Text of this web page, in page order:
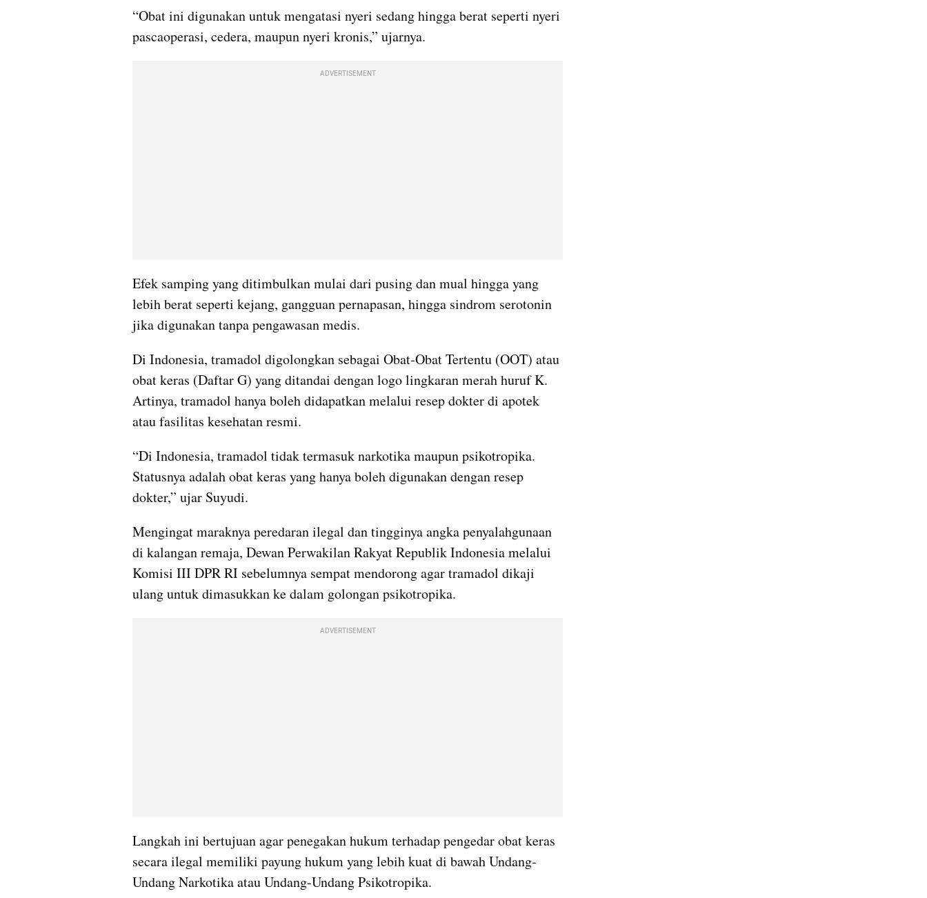
“Obat ini digunakan untuk mengatasi nyeri sedang hingga berat seperti nyeri
pascaoperasi, cedera, maupun nyeri kronis,” ujarnya.
ADVERTISEMENT
Efek samping yang ditimbulkan mulai dari pusing dan mual hingga yang
lebih berat seperti kejang, gangguan pernapasan, hingga sindrom serotonin
jika digunakan tanpa pengawasan medis.
Di Indonesia, tramadol digolongkan sebagai Obat-Obat Tertentu (OOT) atau
obat keras (Daftar G) yang ditandai dengan logo lingkaran merah huruf K.
Artinya, tramadol hanya boleh didapatkan melalui resep dokter di apotek
atau fasilitas kesehatan resmi.
“Di Indonesia, tramadol tidak termasuk narkotika maupun psikotropika.
Statusnya adalah obat keras yang hanya boleh digunakan dengan resep
dokter,” ujar Suyudi.
Mengingat maraknya peredaran ilegal dan tingginya angka penyalahgunaan
di kalangan remaja, Dewan Perwakilan Rakyat Republik Indonesia melalui
Komisi III DPR RI sebelumnya sempat mendorong agar tramadol dikaji
ulang untuk dimasukkan ke dalam golongan psikotropika.
ADVERTISEMENT
Langkah ini bertujuan agar penegakan hukum terhadap pengedar obat keras
secara ilegal memiliki payung hukum yang lebih kuat di bawah Undang-
Undang Narkotika atau Undang-Undang Psikotropika.